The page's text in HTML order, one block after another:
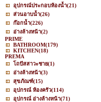
อุปกรณ์ประกอบห้องน้ำ(21)
ส่วนอาบน้ำ(26)
ก๊อกน้ำ(226)
อ่างล้างหน้า(2)
PRIME
BATHROOM(179)
KITCHEN(18)
PREMA
โถปัสสาวะชาย(1)
อ่างล้างหน้า(3)
สุขภัณฑ์(15)
อุปกรณ์ ห้องครัว(114)
อุปกรณ์ อ่างล้างหน้า(71)